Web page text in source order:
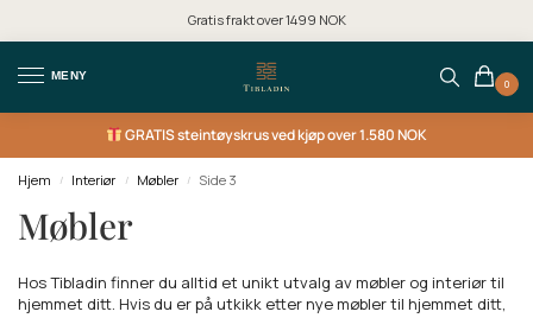
Gratis frakt over 1499 NOK
MENY
0
GRATISsteintøyskrus ved kjøp over 1.580 NOK
Hjem / Interiør / Møbler / Side 3
Møbler
Hos Tibladin finner du alltid et unikt utvalg av møbler og interiør til
hjemmet ditt. Hvis du er på utkikk etter nye møbler til hjemmet ditt,